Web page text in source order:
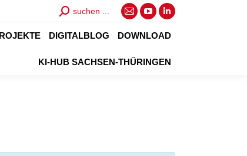
Search:
suchen ...
E-
Mail
opens
YouTube
page
in
Linkedin
page
in
DIGITALBLOG DOWNLOAD
KI-HUB SACHSEN-THÜRINGEN